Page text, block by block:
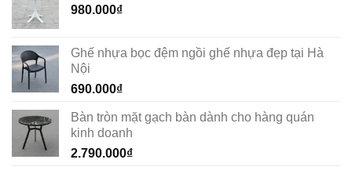
980.000₫
Ghế nhựa bọc đệm ngồi ghế nhựa đẹp tại Hà
Nội
690.000₫
Bàn tròn mặt gạch bàn dành cho hàng quán
kinh doanh
2.790.000₫